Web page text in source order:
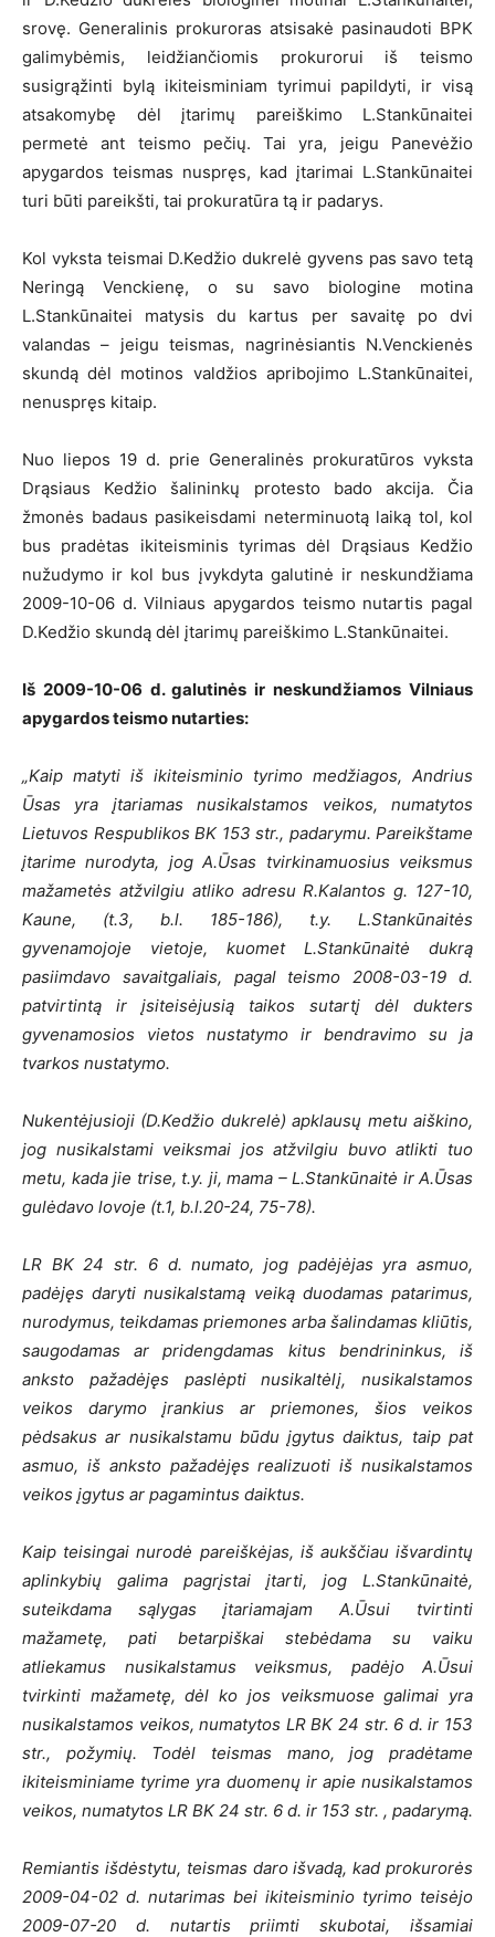
srovę. Generalinis prokuroras atsisakė pasinaudoti BPK
galimybėmis, leidžiančiomis prokurorui iš teismo
susigrąžinti bylą ikiteisminiam tyrimui papildyti, ir visą
atsakomybę dėl įtarimų pareiškimo L.Stankūnaitei
permetė ant teismo pečių. Tai yra, jeigu Panevėžio
apygardos teismas nuspręs, kad įtarimai L.Stankūnaitei
turi būti pareikšti, tai prokuratūra tą ir padarys.
Kol vyksta teismai D.Kedžio dukrelė gyvens pas savo tetą
Neringą Venckienę, o su savo biologine motina
L.Stankūnaitei matysis du kartus per savaitę po dvi
valandas – jeigu teismas, nagrinėsiantis N.Venckienės
skundą dėl motinos valdžios apribojimo L.Stankūnaitei,
nenuspręs kitaip.
Nuo liepos 19 d. prie Generalinės prokuratūros vyksta
Drąsiaus Kedžio šalininkų protesto bado akcija. Čia
žmonės badaus pasikeisdami neterminuotą laiką tol, kol
bus pradėtas ikiteisminis tyrimas dėl Drąsiaus Kedžio
nužudymo ir kol bus įvykdyta galutinė ir neskundžiama
2009-10-06 d. Vilniaus apygardos teismo nutartis pagal
D.Kedžio skundą dėl įtarimų pareiškimo L.Stankūnaitei.
Iš 2009-10-06 d. galutinės ir neskundžiamos Vilniaus
apygardos teismo nutarties:
„Kaip matyti iš ikiteisminio tyrimo medžiagos, Andrius
Ūsas yra įtariamas nusikalstamos veikos, numatytos
Lietuvos Respublikos BK 153 str., padarymu. Pareikštame
įtarime nurodyta, jog A.Ūsas tvirkinamuosius veiksmus
mažametės atžvilgiu atliko adresu R.Kalantos g. 127-10,
Kaune, (t.3, b.l. 185-186), t.y. L.Stankūnaitės
gyvenamojoje vietoje, kuomet L.Stankūnaitė dukrą
pasiimdavo savaitgaliais, pagal teismo 2008-03-19 d.
patvirtintą ir įsiteisėjusią taikos sutartį dėl dukters
gyvenamosios vietos nustatymo ir bendravimo su ja
tvarkos nustatymo.
Nukentėjusioji (D.Kedžio dukrelė) apklausų metu aiškino,
jog nusikalstami veiksmai jos atžvilgiu buvo atlikti tuo
metu, kada jie trise, t.y. ji, mama – L.Stankūnaitė ir A.Ūsas
gulėdavo lovoje (t.1, b.l.20-24, 75-78).
LR BK 24 str. 6 d. numato, jog padėjėjas yra asmuo,
padėjęs daryti nusikalstamą veiką duodamas patarimus,
nurodymus, teikdamas priemones arba šalindamas kliūtis,
saugodamas ar pridengdamas kitus bendrininkus, iš
anksto pažadėjęs paslėpti nusikaltėlį, nusikalstamos
veikos darymo įrankius ar priemones, šios veikos
pėdsakus ar nusikalstamu būdu įgytus daiktus, taip pat
asmuo, iš anksto pažadėjęs realizuoti iš nusikalstamos
veikos įgytus ar pagamintus daiktus.
Kaip teisingai nurodė pareiškėjas, iš aukščiau išvardintų
aplinkybių galima pagrįstai įtarti, jog L.Stankūnaitė,
suteikdama sąlygas įtariamajam A.Ūsui tvirtinti
mažametę, pati betarpiškai stebėdama su vaiku
atliekamus nusikalstamus veiksmus, padėjo A.Ūsui
tvirkinti mažametę, dėl ko jos veiksmuose galimai yra
nusikalstamos veikos, numatytos LR BK 24 str. 6 d. ir 153
str., požymių. Todėl teismas mano, jog pradėtame
ikiteisminiame tyrime yra duomenų ir apie nusikalstamos
veikos, numatytos LR BK 24 str. 6 d. ir 153 str. , padarymą.
Remiantis išdėstytu, teismas daro išvadą, kad prokurorės
2009-04-02 d. nutarimas bei ikiteisminio tyrimo teisėjo
2009-07-20 d. nutartis priimti skubotai, išsamiai